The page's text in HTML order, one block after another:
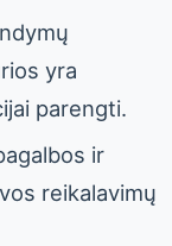
yra
parengti.
ir
reikalavimų